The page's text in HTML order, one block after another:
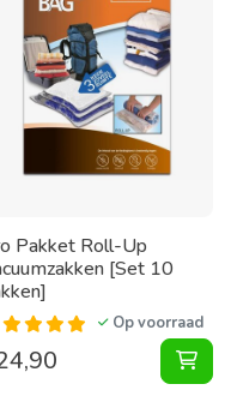
40X40X25
Pakket Roll-Up
[Set 10
Op voorraad